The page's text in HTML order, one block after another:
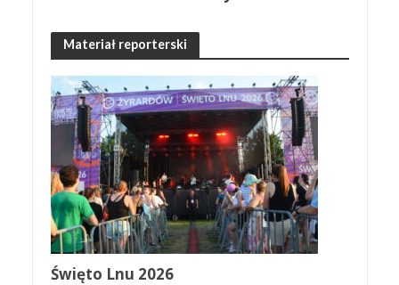
Materiał reporterski
Święto Lnu 2026